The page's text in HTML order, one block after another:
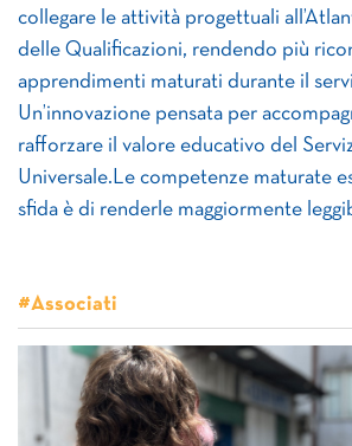
collegare le attività progettuali
delle Qualificazioni, rendendo più
apprendimenti maturati durante il
Un’innovazione pensata per
rafforzare il valore educativo del
Universale.Le competenze maturate
sfida è di renderle maggiormente
#Associati